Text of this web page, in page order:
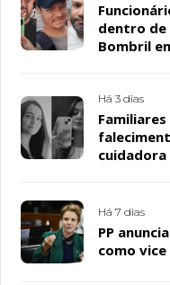
dentro de
Bombril
Há 3 dias
cuidadora
Há 7 dias
PP
como